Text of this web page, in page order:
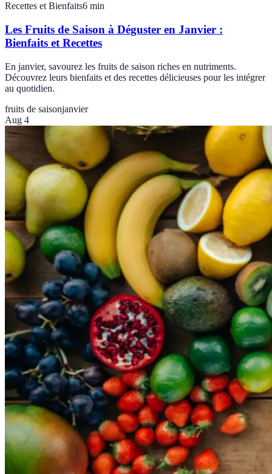
Recettes et Bienfaits6 min
Les Fruits de Saison à Déguster en Janvier :
Bienfaits et Recettes
En janvier, savourez les fruits de saison riches en nutriments.
Découvrez leurs bienfaits et des recettes délicieuses pour les intégrer
au quotidien.
fruits de saisonjanvier
Aug 4